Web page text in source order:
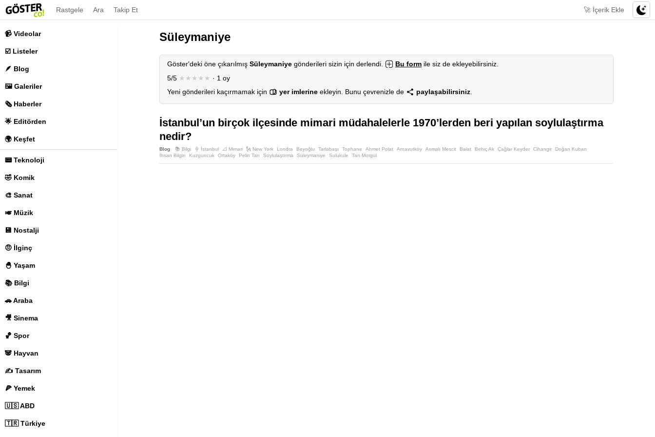
📹 Videolar
☑️ Listeler
🪶 Blog
🖼️ Galeriler
🗞️ Haberler
🌟 Editörden
🌍 Keşfet
📟 Teknoloji
🤣 Komik
🎨 Sanat
🎺 Müzik
💾 Nostalji
🤨 İlginç
🐣 Yaşam
📚 Bilgi
🚗 Araba
🎥 Sinema
🏀 Spor
🐼 Hayvan
✍️ Tasarım
🍕 Yemek
🇺🇸 ABD
🇹🇷 Türkiye
Rastgele Ara Takip Et 🚀 İçerik Ekle
Süleymaniye
Göster'deki öne çıkarılmış Süleymaniye gönderileri sizin için derlendi. Bu form ile siz de ekleyebilirsiniz.
5/5 ★★★★★ · 1 oy
Yeni gönderileri kaçırmamak için
yer imlerine ekleyin. Bunu çevrenizle de paylaşabilirsiniz
İstanbul’un birçok ilçesinde mimari müdahalelerle 1970’lerden beri yapılan soylulaştırma
nedir?
Blog 📚 Bilgi 🍦 İstanbul 📐 Mimari 🗽 New York Londra Beyoğlu Tarlabaşı Tophane Ahmet Polat Arnavutköy Asmalı Mescit Balat Behiç Ak Çağlar Keyder Cihangir
Doğan Kuban
İhsan Bilgin
Kuzguncuk Ortaköy Pelin Tan Soylulaştırma Süleymaniye Sulukule Tan Morgül